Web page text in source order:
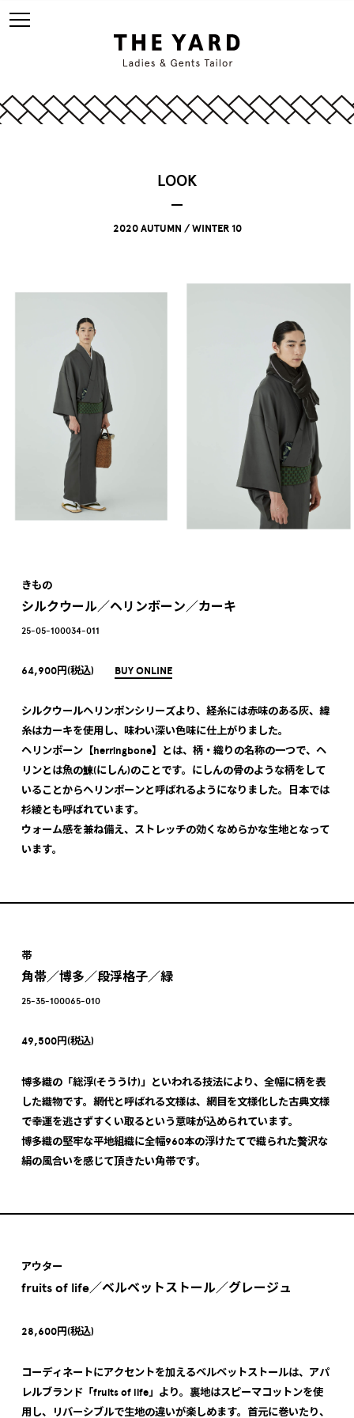
LOOK
2020 AUTUMN / WINTER 10
きもの
シルクウール／ヘリンボーン／カーキ
25-05-100034-011
64,900円(税込) BUY ONLINE
シルクウールヘリンボンシリーズより、経糸には赤味のある灰、緯
糸はカーキを使用し、味わい深い色味に仕上がりました。
ヘリンボーン【herringbone】とは、柄・織りの名称の一つで、ヘ
リンとは魚の鰊(にしん)のことです。にしんの骨のような柄をして
いることからヘリンボーンと呼ばれるようになりました。日本では
杉綾とも呼ばれています。
ウォーム感を兼ね備え、ストレッチの効くなめらかな生地となって
います。
帯
角帯／博多／段浮格子／緑
25-35-100065-010
49,500円(税込)
博多織の「総浮(そううけ)」といわれる技法により、全幅に柄を表
した織物です。網代と呼ばれる文様は、網目を文様化した古典文様
で幸運を逃さずすくい取るという意味が込められています。
博多織の堅牢な平地組織に全幅960本の浮けたてで織られた贅沢な
絹の風合いを感じて頂きたい角帯です。
アウター
fruits of life／ベルベットストール／グレージュ
28,600円(税込)
コーディネートにアクセントを加えるベルベットストールは、アパ
レルブランド「fruits of life」より。裏地はスピーマコットンを使
用し、リバーシブルで生地の違いが楽しめます。首元に巻いたり、